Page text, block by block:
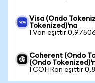
Visa (Ondo
Tokenized)'na
1 Von eşittir
Coherent (Ondo
(Ondo
1 COHRon eşittir